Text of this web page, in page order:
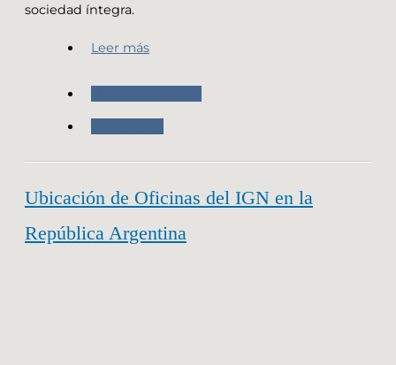
sociedad íntegra.
Leer más
Ubicación de Oficinas del IGN en la
República Argentina